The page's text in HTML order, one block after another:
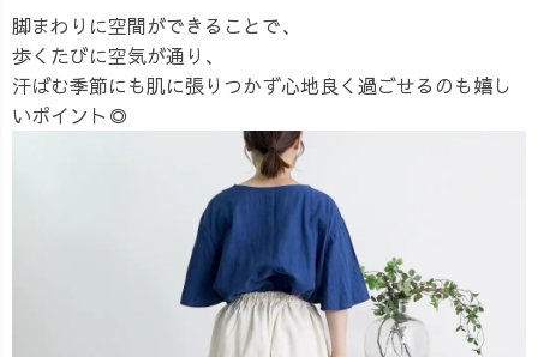
脚まわりに空間ができることで、
歩くたびに空気が通り、
汗ばむ季節にも肌に張りつかず心地良く過ごせるのも嬉し
いポイント◎